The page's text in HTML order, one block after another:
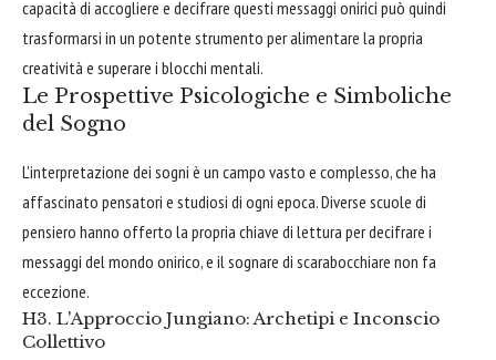
capacità di accogliere e decifrare questi messaggi onirici può quindi
trasformarsi in un potente strumento per alimentare la propria
creatività e superare i blocchi mentali.
Le Prospettive Psicologiche e Simboliche
del Sogno
L'interpretazione dei sogni è un campo vasto e complesso, che ha
affascinato pensatori e studiosi di ogni epoca. Diverse scuole di
pensiero hanno offerto la propria chiave di lettura per decifrare i
messaggi del mondo onirico, e il sognare di scarabocchiare non fa
eccezione.
H3. L'Approccio Jungiano: Archetipi e Inconscio
Collettivo